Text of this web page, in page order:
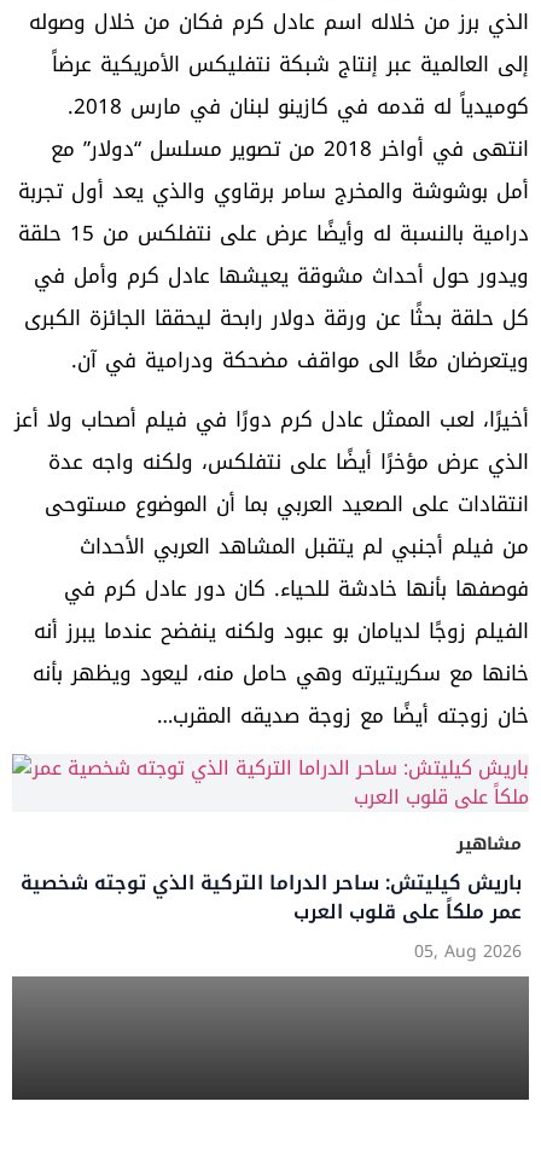
الذي برز من خلاله اسم عادل كرم فكان من خلال وصوله
إلى العالمية عبر إنتاج شبكة نتفليكس الأمريكية عرضاً
كوميدياً له قدمه في كازينو لبنان في مارس 2018.
انتهى في أواخر 2018 من تصوير مسلسل “دولار” مع
أمل بوشوشة والمخرج سامر برقاوي والذي يعد أول تجربة
درامية بالنسبة له وأيضًا عرض على نتفلكس من 15 حلقة
ويدور حول أحداث مشوقة يعيشها عادل كرم وأمل في
كل حلقة بحثًا عن ورقة دولار رابحة ليحققا الجائزة الكبرى
ويتعرضان معًا الى مواقف مضحكة ودرامية في آن.
أخيرًا، لعب الممثل عادل كرم دورًا في فيلم أصحاب ولا أعز
الذي عرض مؤخرًا أيضًا على نتفلكس، ولكنه واجه عدة
انتقادات على الصعيد العربي بما أن الموضوع مستوحى
من فيلم أجنبي لم يتقبل المشاهد العربي الأحداث
فوصفها بأنها خادشة للحياء. كان دور عادل كرم في
الفيلم زوجًا لديامان بو عبود ولكنه ينفضح عندما يبرز أنه
خانها مع سكريتيرته وهي حامل منه، ليعود ويظهر بأنه
خان زوجته أيضًا مع زوجة صديقه المقرب…
مشاهير
باريش كيليتش: ساحر الدراما التركية الذي توجته شخصية
عمر ملكاً على قلوب العرب
05, Aug 2026